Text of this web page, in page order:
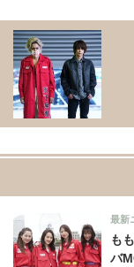
も
バ
最新